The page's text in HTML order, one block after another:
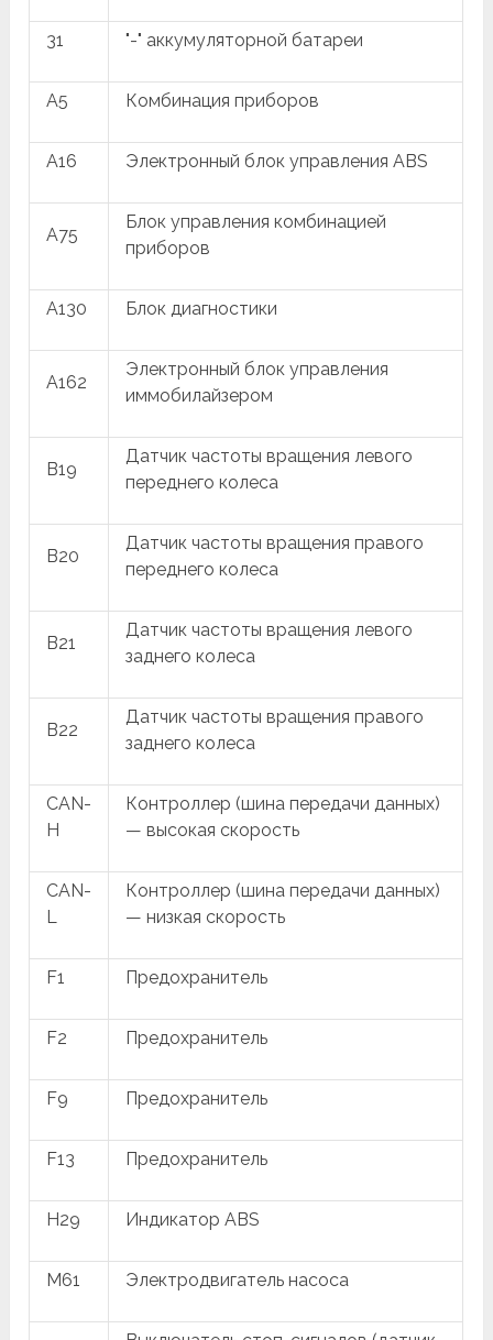
31 "-" аккумуляторной батареи
A5 Комбинация приборов
A16 Электронный блок управления ABS
A75
Блок управления комбинацией
приборов
A130 Блок диагностики
A162
Электронный блок управления
иммобилайзером
B19
Датчик частоты вращения левого
переднего колеса
B20
Датчик частоты вращения правого
переднего колеса
B21
Датчик частоты вращения левого
заднего колеса
B22
Датчик частоты вращения правого
заднего колеса
CAN-
H
Контроллер (шина передачи данных)
— высокая скорость
CAN-
L
Контроллер (шина передачи данных)
— низкая скорость
F1 Предохранитель
F2 Предохранитель
F9 Предохранитель
F13 Предохранитель
H29 Индикатор ABS
M61 Электродвигатель насоса